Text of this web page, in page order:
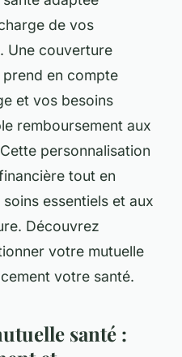
de vos
Une couverture
en compte
et vos besoins
remboursement aux
personnalisation
tout en
essentiels et aux
Découvrez
votre mutuelle
votre santé.
santé :